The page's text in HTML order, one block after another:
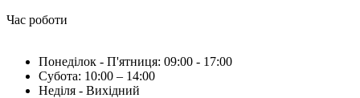
Час роботи
Понеділок - П'ятниця: 09:00 - 17:00
Субота: 10:00 – 14:00
Неділя - Вихідний